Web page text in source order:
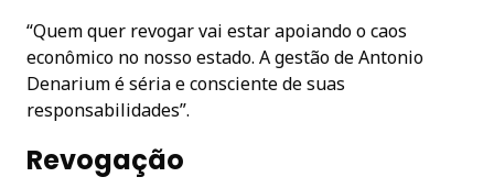
“Quem quer revogar vai estar apoiando o caos
econômico no nosso estado. A gestão de Antonio
Denarium é séria e consciente de suas
responsabilidades”.
Revogação